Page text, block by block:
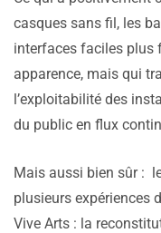
casques sans fil, les
interfaces faciles plus
apparence, mais qui
l’exploitabilité des
du public en flux
Mais aussi bien sûr :
plusieurs expériences
Vive Arts : la